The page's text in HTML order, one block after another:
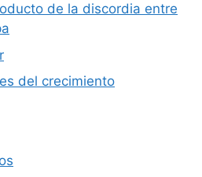
de la discordia entre
del crecimiento